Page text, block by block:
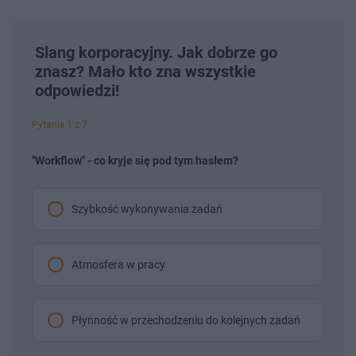
Slang korporacyjny. Jak dobrze go
znasz? Mało kto zna wszystkie
odpowiedzi!
Pytanie 1 z 7
"Workflow" - co kryje się pod tym hasłem?
Szybkość wykonywania zadań
Atmosfera w pracy
Płynność w przechodzeniu do kolejnych zadań